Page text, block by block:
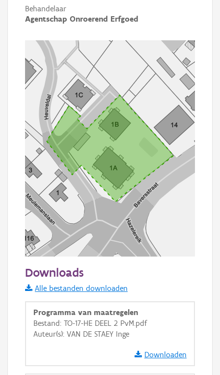
Behandelaar
Agentschap Onroerend Erfgoed
Informatie Vlaanderen
i
+ −
Downloads
Alle bestanden downloaden
Programma van maatregelen
Bestand: TO-17-HE DEEL 2 PvM.pdf
Auteur(s): VAN DE STAEY Inge
Downloaden